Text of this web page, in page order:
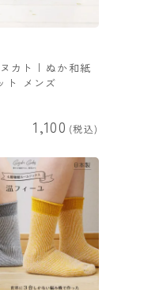
カト | ぬか和紙
ト メンズ
1,100 税込